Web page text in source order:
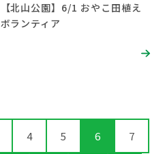
【北山公園】6/1 おやこ田植え
ボランティア
4 5 6 7